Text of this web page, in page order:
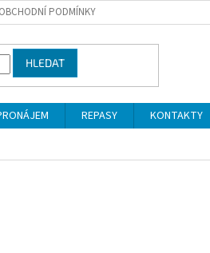
OBCHODNÍ PODMÍNKY
HLEDAT
REPASY
KONTAKTY